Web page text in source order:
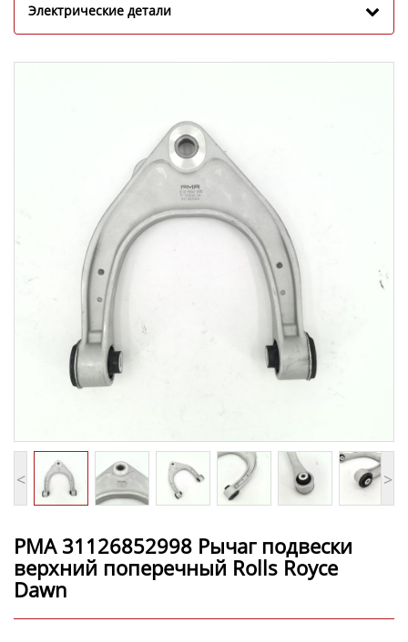
Электрические детали
< >
PMA 31126852998 Рычаг подвески
верхний поперечный Rolls Royce
Dawn